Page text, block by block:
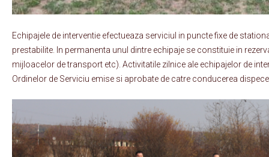
Echipajele de interventie efectueaza serviciul in puncte fixe de
prestabilite. In permanenta unul dintre echipaje se constituie in
mijloacelor de transport etc). Activitatile zilnice ale echipajelor de
Ordinelor de Serviciu emise si aprobate de catre conducerea